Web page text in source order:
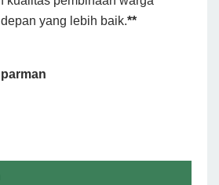
yang lebih baik.**